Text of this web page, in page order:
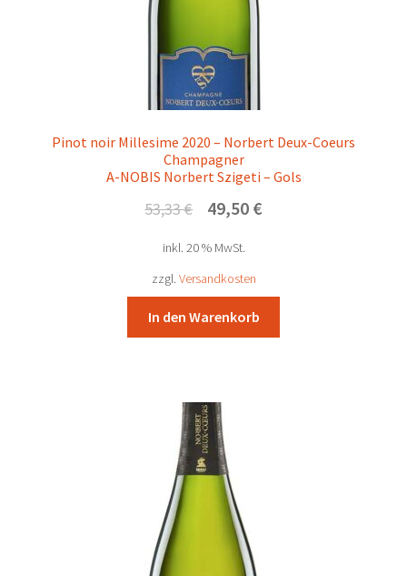
Pinot noir Millesime 2020 – Norbert Deux-Coeurs
Champagner
A-NOBIS Norbert Szigeti – Gols
53,33€
Ursprünglicher
war:
53,33 €
49,50 €Aktueller
inkl. 20 % MwSt.
zzgl. Versandkosten
In den Warenkorb